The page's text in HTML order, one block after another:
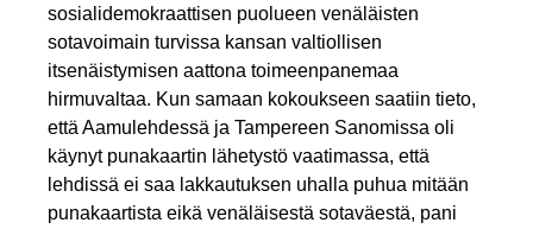
sosialidemokraattisen puolueen venäläisten
sotavoimain turvissa kansan valtiollisen
itsenäistymisen aattona toimeenpanemaa
hirmuvaltaa. Kun samaan kokoukseen saatiin tieto,
että Aamulehdessä ja Tampereen Sanomissa oli
käynyt punakaartin lähetystö vaatimassa, että
lehdissä ei saa lakkautuksen uhalla puhua mitään
punakaartista eikä venäläisestä sotaväestä, pani